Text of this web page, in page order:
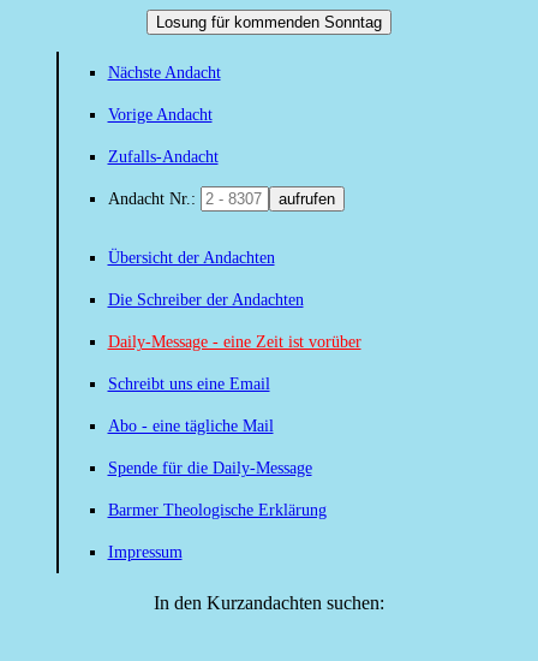
Losung für kommenden Sonntag
Nächste Andacht
Vorige Andacht
Zufalls-Andacht
Andacht Nr.: aufrufen
Übersicht der Andachten
Die Schreiber der Andachten
Daily-Message - eine Zeit ist vorüber
Schreibt uns eine Email
Abo - eine tägliche Mail
Spende für die Daily-Message
Barmer Theologische Erklärung
Impressum
In den Kurzandachten suchen: